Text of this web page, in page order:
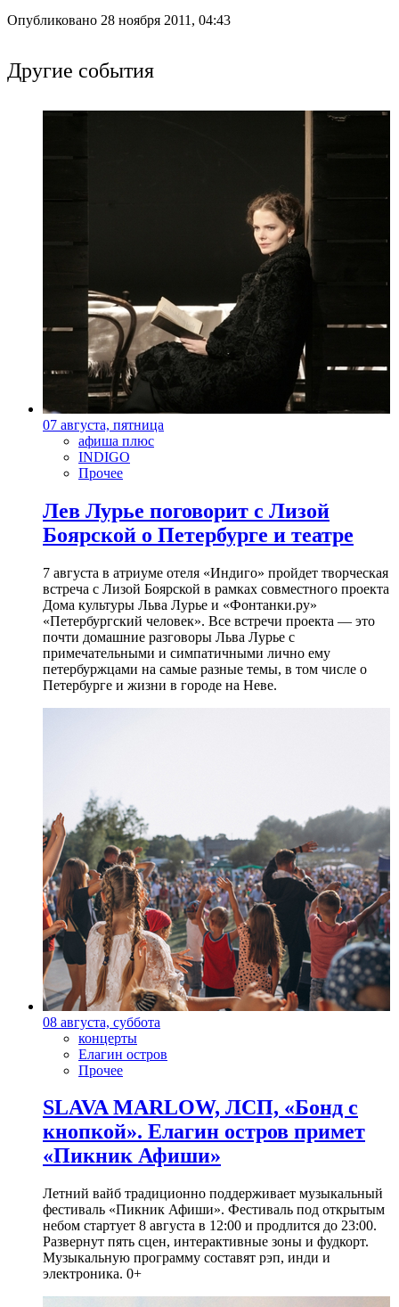
Опубликовано 28 ноября 2011, 04:43
Другие события
07 августа, пятница
афиша плюс
INDIGO
Прочее
Лев Лурье поговорит с Лизой
Боярской о Петербурге и театре
7 августа в атриуме отеля «Индиго» пройдет творческая
встреча с Лизой Боярской в рамках совместного проекта
Дома культуры Льва Лурье и «Фонтанки.ру»
«Петербургский человек». Все встречи проекта — это
почти домашние разговоры Льва Лурье с
примечательными и симпатичными лично ему
петербуржцами на самые разные темы, в том числе о
Петербурге и жизни в городе на Неве.
08 августа, суббота
концерты
Елагин остров
Прочее
SLAVA MARLOW, ЛСП, «Бонд с
кнопкой». Елагин остров примет
«Пикник Афиши»
Летний вайб традиционно поддерживает музыкальный
фестиваль «Пикник Афиши». Фестиваль под открытым
небом стартует 8 августа в 12:00 и продлится до 23:00.
Развернут пять сцен, интерактивные зоны и фудкорт.
Музыкальную программу составят рэп, инди и
электроника. 0+